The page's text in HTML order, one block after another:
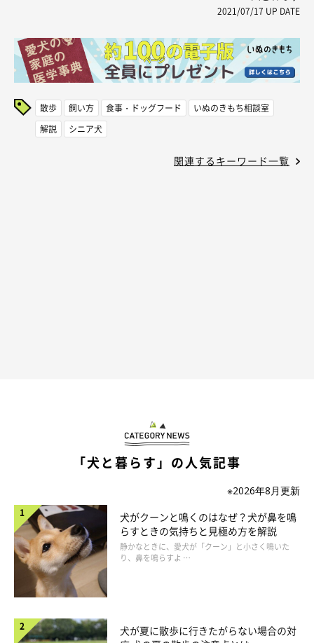
2021/07/17 UP DATE
散歩 飼い方 食事・ドッグフード
いぬのきもち相談室
解説
シニア犬
関連するキーワード一覧
「犬と暮らす」の人気記事
※2026年8月更新
犬がクーンと鳴くのはなぜ？犬が鼻を鳴
らすときの気持ちと見極め方を解説
静かなときに、愛犬が「クーン」と小さく鳴いた
り、鼻を鳴らすよ …
犬が夏に散歩に行きたがらない場合の対